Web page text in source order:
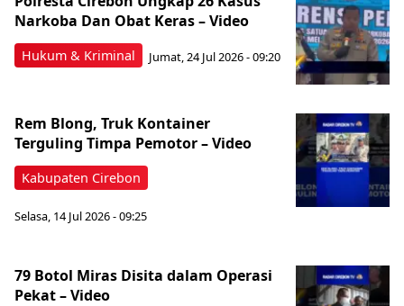
Hukum & Kriminal
Narkoba Dan Obat Keras – Video
Jumat, 24 Jul 2026 - 09:20
Kabupaten Cirebon
Rem Blong, Truk Kontainer
Terguling Timpa Pemotor – Video
Selasa, 14 Jul 2026 - 09:25
79 Botol Miras Disita dalam Operasi
Pekat – Video